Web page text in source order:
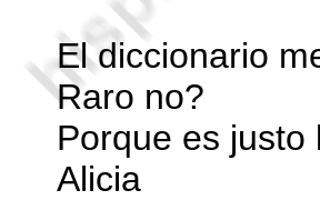
El diccionario
Raro no?
Porque es justo
Alicia